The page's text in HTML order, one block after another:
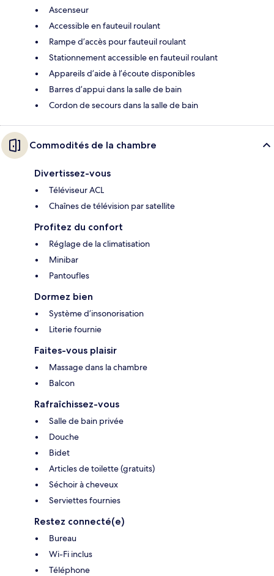
Ascenseur
Accessible en fauteuil roulant
Rampe d’accès pour fauteuil roulant
Stationnement accessible en fauteuil roulant
Appareils d’aide à l’écoute disponibles
Barres d’appui dans la salle de bain
Cordon de secours dans la salle de bain
Commodités de la chambre
Divertissez-vous
Téléviseur ACL
Chaînes de télévision par satellite
Profitez du confort
Réglage de la climatisation
Minibar
Pantoufles
Dormez bien
Système d’insonorisation
Literie fournie
Faites-vous plaisir
Massage dans la chambre
Balcon
Rafraîchissez-vous
Salle de bain privée
Douche
Bidet
Articles de toilette (gratuits)
Séchoir à cheveux
Serviettes fournies
Restez connecté(e)
Bureau
Wi-Fi inclus
Téléphone